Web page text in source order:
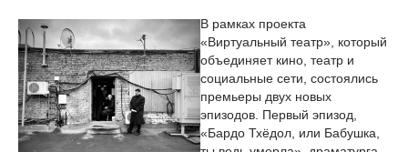
В рамках проекта
«Виртуальный театр», который
объединяет кино, театр и
социальные сети, состоялись
премьеры двух новых
эпизодов. Первый эпизод,
«Бардо Тхёдол, или Бабушка,